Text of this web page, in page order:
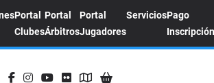
Portal
Clubes
Portal
Árbitros
Portal
Jugadores
ServiciosPago
Inscripción